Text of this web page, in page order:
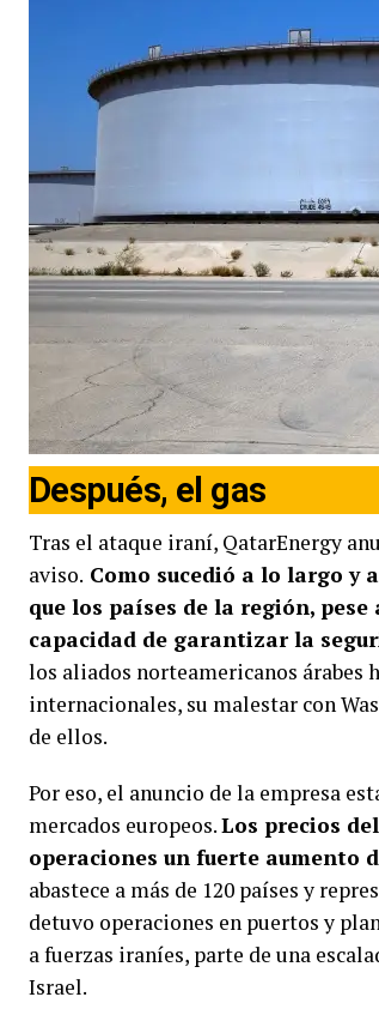
Después, el gas
Tras el ataque iraní, QatarEnergy
aviso. Como sucedió a lo largo y
que los países de la región,
capacidad de garantizar la
los aliados norteamericanos árabes
internacionales, su malestar con
de ellos.
Por eso, el anuncio de la empresa
mercados europeos.Los precios
operaciones un fuerte aumento
abastece a más de 120 países y
detuvo operaciones en puertos y
a fuerzas iraníes, parte de una
Israel.